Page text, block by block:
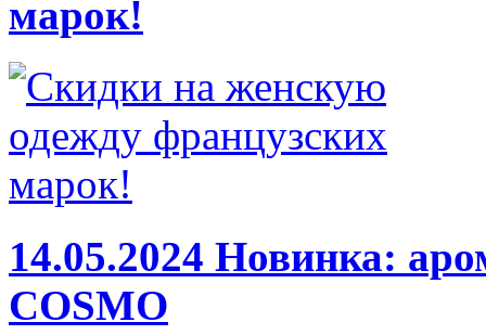
марок!
14.05.2024 Новинка:
COSMO